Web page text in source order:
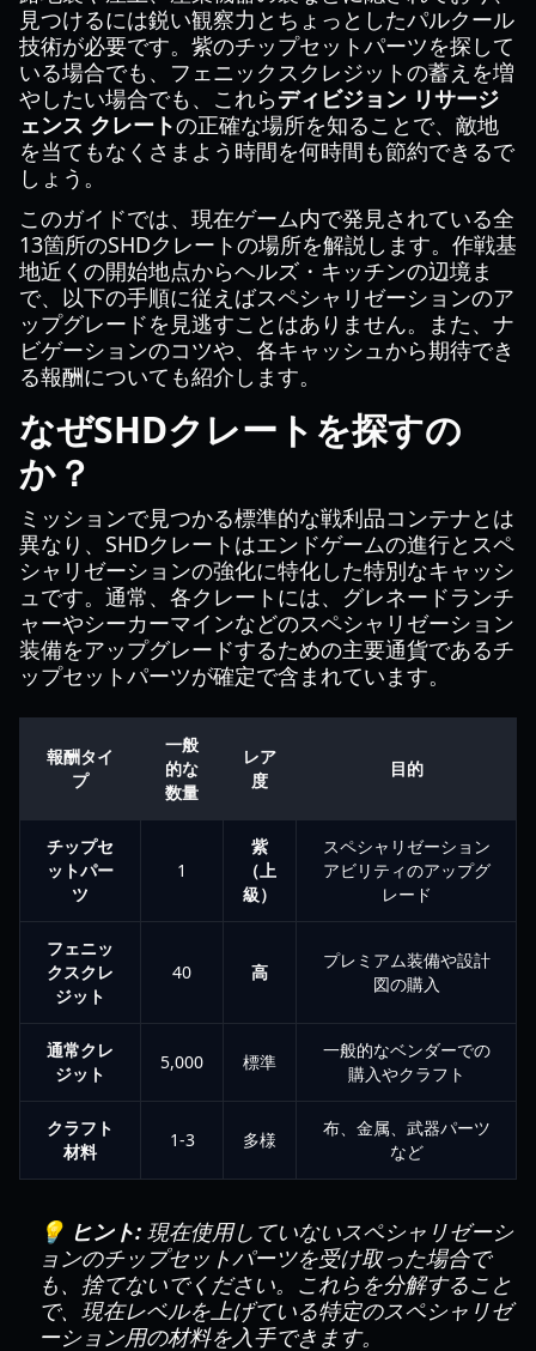
見つけるには鋭い観察力とちょっとしたパルクール
技術が必要です。紫のチップセットパーツを探して
いる場合でも、フェニックスクレジットの蓄えを増
やしたい場合でも、これらディビジョン リサージ
ェンス クレートの正確な場所を知ることで、敵地
を当てもなくさまよう時間を何時間も節約できるで
しょう。
このガイドでは、現在ゲーム内で発見されている全
13箇所のSHDクレートの場所を解説します。作戦基
地近くの開始地点からヘルズ・キッチンの辺境ま
で、以下の手順に従えばスペシャリゼーションのア
ップグレードを見逃すことはありません。また、ナ
ビゲーションのコツや、各キャッシュから期待でき
る報酬についても紹介します。
なぜSHDクレートを探すの
か？
ミッションで見つかる標準的な戦利品コンテナとは
異なり、SHDクレートはエンドゲームの進行とスペ
シャリゼーションの強化に特化した特別なキャッシ
ュです。通常、各クレートには、グレネードランチ
ャーやシーカーマインなどのスペシャリゼーション
装備をアップグレードするための主要通貨であるチ
ップセットパーツが確定で含まれています。
報酬タイ
プ
一般
的な
数量
レア
度
目的
チップセ
ットパー
ツ
1
紫
（上
級）
スペシャリゼーション
アビリティのアップグ
レード
フェニッ
クスクレ
ジット
40 高
プレミアム装備や設計
図の購入
通常クレ
ジット
5,000 標準
一般的なベンダーでの
購入やクラフト
クラフト
材料
1-3 多様
布、金属、武器パーツ
など
💡 ヒント: 現在使用していないスペシャリゼーシ
ョンのチップセットパーツを受け取った場合で
も、捨てないでください。これらを分解すること
で、現在レベルを上げている特定のスペシャリゼ
ーション用の材料を入手できます。